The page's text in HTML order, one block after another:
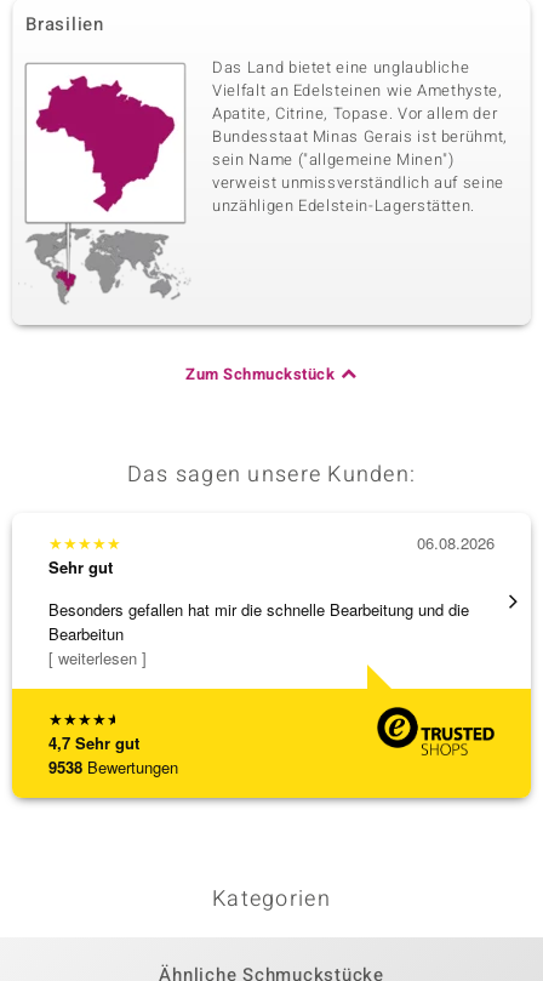
Brasilien
Das Land bietet eine unglaubliche
Vielfalt an Edelsteinen wie Amethyste,
Apatite, Citrine, Topase. Vor allem der
Bundesstaat Minas Gerais ist berühmt,
sein Name ("allgemeine Minen")
verweist unmissverständlich auf seine
unzähligen Edelstein-Lagerstätten.
Zum Schmuckstück
Das sagen unsere Kunden:
★★★★★
4,7 Sehr gut
9538 Bewertungen
★★★★★
Sehr gut
Besonders gefallen hat mir die schnelle Bearbeitung und die
Bearbeitun
[ weiterlesen ]
06.08.2026
Kategorien
Ähnliche Schmuckstücke